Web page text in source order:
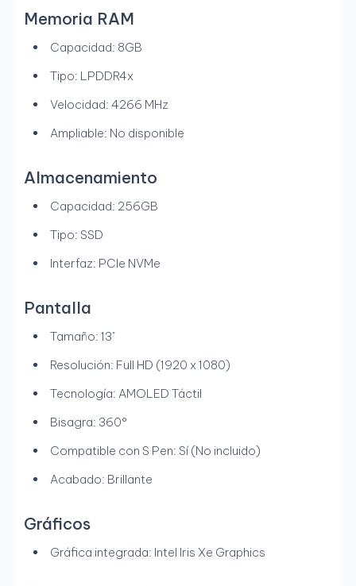
Memoria RAM
Capacidad: 8GB
Tipo: LPDDR4x
Velocidad: 4266 MHz
Ampliable: No disponible
Almacenamiento
Capacidad: 256GB
Tipo: SSD
Interfaz: PCIe NVMe
Pantalla
Tamaño: 13"
Resolución: Full HD (1920 x 1080)
Tecnología: AMOLED Táctil
Bisagra: 360°
Compatible con S Pen: Sí (No incluido)
Acabado: Brillante
Gráficos
Gráfica integrada: Intel Iris Xe Graphics